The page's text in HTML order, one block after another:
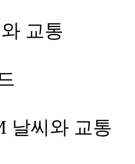
교통
날씨와 교통